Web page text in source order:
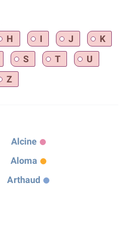
H I J
K
S T
U
Z
Alcine
Aloma
Arthaud